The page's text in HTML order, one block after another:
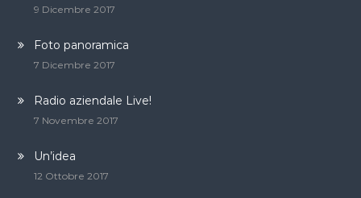
9 Dicembre 2017
Foto panoramica
7 Dicembre 2017
Radio aziendale Live!
7 Novembre 2017
Un’idea
12 Ottobre 2017